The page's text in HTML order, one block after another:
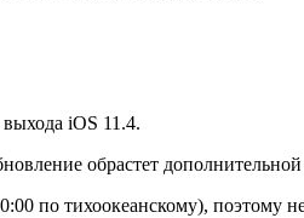
iOS 11.4.
обрастет
по тихоокеанскому),